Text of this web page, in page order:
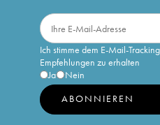
Ich stimme dem E-Mail-
Empfehlungen zu erhalten
Ja
Nein
ABONNIEREN